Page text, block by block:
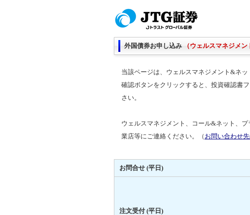
外国債券お申し込み （ウェルスマネジメン
当該ページは、ウェルスマネジメント&ネッ
確認ボタンをクリックすると、投資確認書
さい。
ウェルスマネジメント、コール&ネット、
業店等にご連絡ください。（ お問い合わせ
お問合せ (平日)
注文受付 (平日)